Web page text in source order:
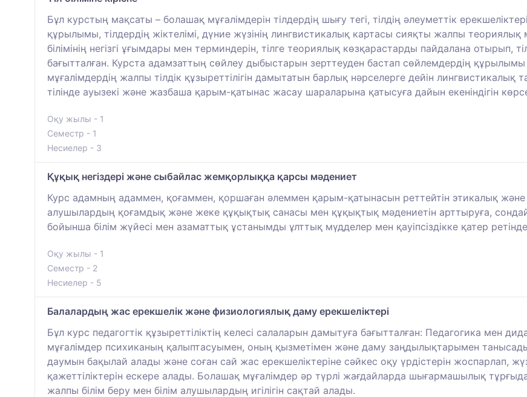
Бұл курстың мақсаты – болашақ мұғалімдерін тілдердің шығу тегі, тілдің әлеуметтік
құрылымы, тілдердің жіктелімі, дүние жүзінің лингвистикалық картасы сияқты жалпы теориялық
білімінің негізгі ұғымдары мен терминдерін, тілге теориялық көзқарастарды пайдалана отырып,
бағытталған. Курста адамзаттың сөйлеу дыбыстарын зерттеуден бастап сөйлемдердің
мұғалімдердің жалпы тілдік құзыреттілігін дамытатын барлық нәрселерге дейін
тілінде ауызекі және жазбаша қарым-қатынас жасау шараларына қатысуға дайын екеніндігін
Оқу жылы - 1
Семестр - 1
Несиелер - 3
Құқық негіздері және сыбайлас жемқорлыққа қарсы мәдениет
Курс адамның адаммен, қоғаммен, қоршаған әлеммен қарым-қатынасын реттейтін этикалық және
алушылардың қоғамдық және жеке құқықтық санасы мен құқықтық мәдениетін арттыруға,
бойынша білім жүйесі мен азаматтық ұстанымды ұлттық мүдделер мен қауіпсіздікке қатер
Оқу жылы - 1
Семестр - 2
Несиелер - 5
Балалардың жас ерекшелік және физиологиялық даму ерекшеліктері
Бұл курс педагогтік құзыреттіліктің келесі салаларын дамытуға бағытталған: Педагогика мен
мұғалімдер психиканың қалыптасуымен, оның қызметімен және даму заңдылықтарымен
даумын бақылай алады және соған сай жас ерекшеліктеріне сәйкес оқу үрдістерін жоспарлап,
қажеттіліктерін ескере алады. Болашақ мұғалімдер әр түрлі жағдайларда шығармашылық
жалпы білім беру мен білім алушылардың игілігін сақтай алады.